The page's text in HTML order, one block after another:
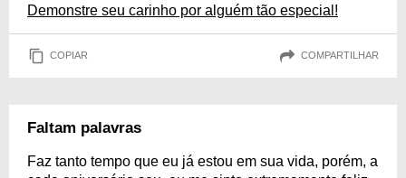
Demonstre seu carinho por alguém tão especial!
COPIAR COMPARTILHAR
Faltam palavras
Faz tanto tempo que eu já estou em sua vida, porém, a